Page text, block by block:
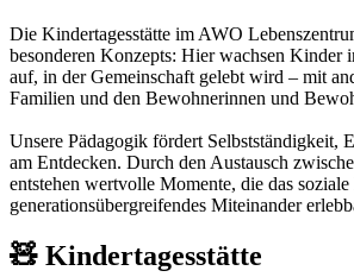
Die Kindertagesstätte im AWO
besonderen Konzepts: Hier wachsen Kinder
auf, in der Gemeinschaft gelebt wird – mit
Familien und den Bewohnerinnen und
Unsere Pädagogik fördert Selbstständigkeit,
am Entdecken. Durch den Austausch
entstehen wertvolle Momente, die das
generationsübergreifendes Miteinander
🧸 Kindertagesstätte